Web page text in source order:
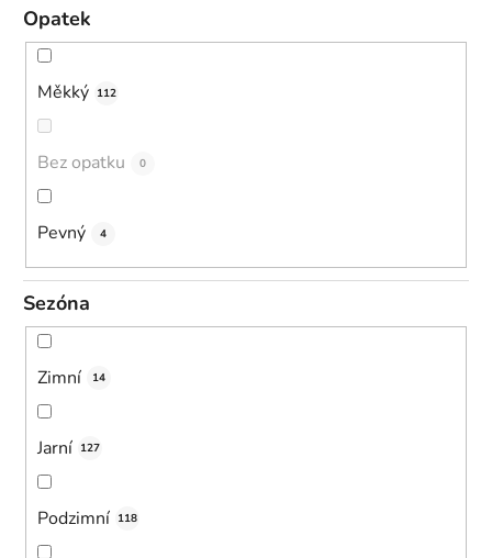
Opatek
Měkký 112
Bez opatku 0
Pevný 4
Sezóna
Zimní 14
Jarní 127
Podzimní 118